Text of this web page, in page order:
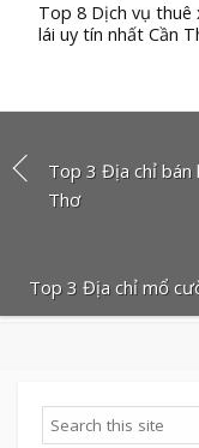
Top 8 Dịch vụ thuê
lái uy tín nhất Cần
Top 3 Địa chỉ bán
Thơ
Top 3 Địa chỉ mổ
Search